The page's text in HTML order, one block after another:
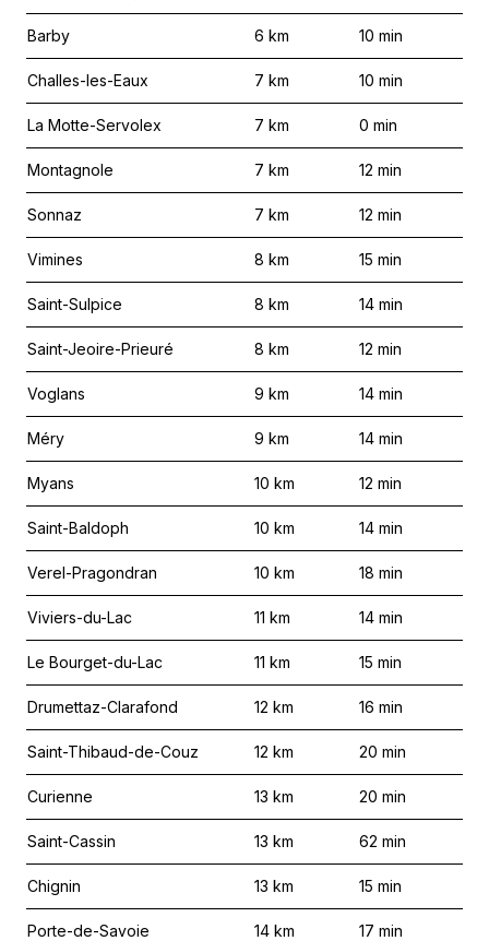
Barby 6 km 10 min
Challes-les-Eaux 7 km 10 min
La Motte-Servolex 7 km 0 min
Montagnole 7 km 12 min
Sonnaz 7 km 12 min
Vimines 8 km 15 min
Saint-Sulpice 8 km 14 min
Saint-Jeoire-Prieuré 8 km 12 min
Voglans 9 km 14 min
Méry 9 km 14 min
Myans 10 km 12 min
Saint-Baldoph 10 km 14 min
Verel-Pragondran 10 km 18 min
Viviers-du-Lac 11 km 14 min
Le Bourget-du-Lac 11 km 15 min
Drumettaz-Clarafond 12 km 16 min
Saint-Thibaud-de-Couz 12 km 20 min
Curienne 13 km 20 min
Saint-Cassin 13 km 62 min
Chignin 13 km 15 min
Porte-de-Savoie 14 km 17 min